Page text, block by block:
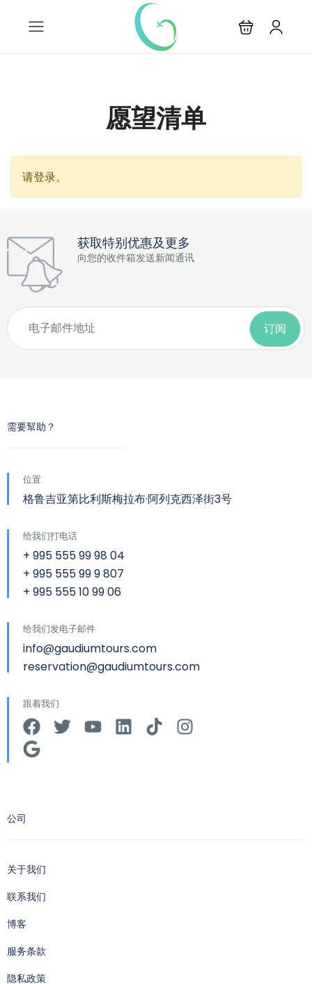
愿望清单
请登录。
获取特别优惠及更多
向您的收件箱发送新闻通讯
需要幫助？
位置
格鲁吉亚第比利斯梅拉布·阿列克西泽街3号
给我们打电话
+ 995 555 99 98 04
+ 995 555 99 9 807
+ 995 555 10 99 06
给我们发电子邮件
info@gaudiumtours.com
reservation@gaudiumtours.com
跟着我们
公司
关于我们
联系我们
博客
服务条款
隐私政策